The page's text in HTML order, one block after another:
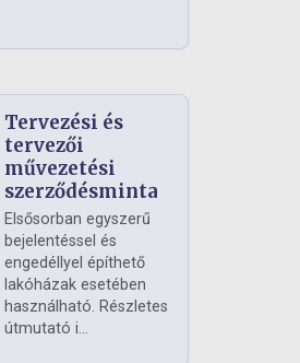
Tervezési és
tervezői
művezetési
szerződésminta
Elsősorban egyszerű
bejelentéssel és
engedéllyel építhető
lakóházak esetében
használható. Részletes
útmutató i...